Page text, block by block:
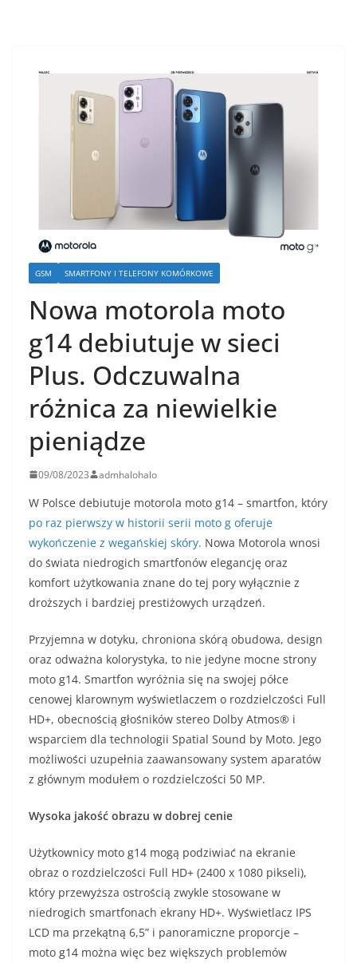
GSM SMARTFONY I TELEFONY KOMÓRKOWE
Nowa motorola moto
g14 debiutuje w sieci
Plus. Odczuwalna
różnica za niewielkie
pieniądze
09/08/2023 admhalohalo
W Polsce debiutuje motorola moto g14 – smartfon, który
po raz pierwszy w historii serii moto g oferuje
wykończenie z wegańskiej skóry. Nowa Motorola wnosi
do świata niedrogich smartfonów elegancję oraz
komfort użytkowania znane do tej pory wyłącznie z
droższych i bardziej prestiżowych urządzeń.
Przyjemna w dotyku, chroniona skórą obudowa, design
oraz odważna kolorystyka, to nie jedyne mocne strony
moto g14. Smartfon wyróżnia się na swojej półce
cenowej klarownym wyświetlaczem o rozdzielczości Full
HD+, obecnością głośników stereo Dolby Atmos® i
wsparciem dla technologii Spatial Sound by Moto. Jego
możliwości uzupełnia zaawansowany system aparatów
z głównym modułem o rozdzielczości 50 MP.
Wysoka jakość obrazu w dobrej cenie
Użytkownicy moto g14 mogą podziwiać na ekranie
obraz o rozdzielczości Full HD+ (2400 x 1080 pikseli),
który przewyższa ostrością zwykle stosowane w
niedrogich smartfonach ekrany HD+. Wyświetlacz IPS
LCD ma przekątną 6,5” i panoramiczne proporcje –
moto g14 można więc bez większych problemów